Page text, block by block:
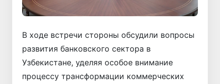
В ходе встречи стороны обсудили вопросы
развития банковского сектора в
Узбекистане, уделяя особое внимание
процессу трансформации коммерческих